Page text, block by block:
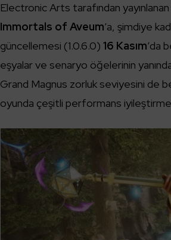
Electronic Arts tarafından
Immortals of Aveum’a, şimdiye
güncellemesi (1.0.6.0)16 Kasım’da
eşyalar ve senaryo öğelerinin
Grand Magnus zorluk seviyesini de
oyunda çeşitli performans